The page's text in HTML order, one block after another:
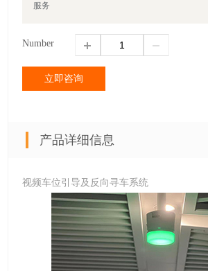
服务
Number
立即咨询
产品详细信息
视频车位引导及反向寻车系统